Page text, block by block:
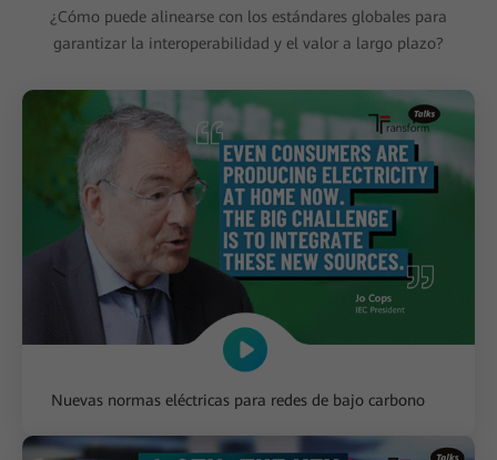
¿Cómo puede alinearse con los estándares globales para
garantizar la interoperabilidad y el valor a largo plazo?
Nuevas normas eléctricas para redes de bajo carbono